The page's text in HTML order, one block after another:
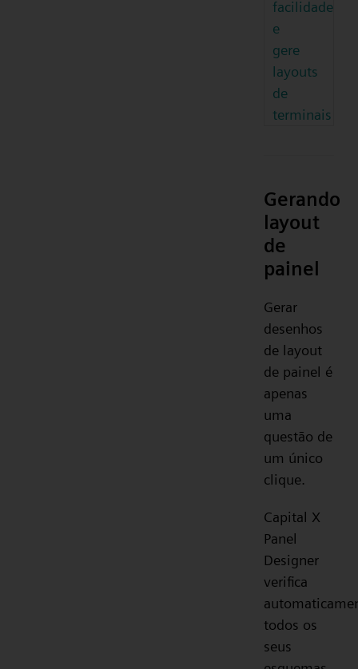
facilidade
e
gere
layouts
de
terminais
Gerando
layout
de
painel
Gerar
desenhos
de layout
de painel é
apenas
uma
questão de
um único
clique.
Capital X
Panel
Designer
verifica
todos os
seus